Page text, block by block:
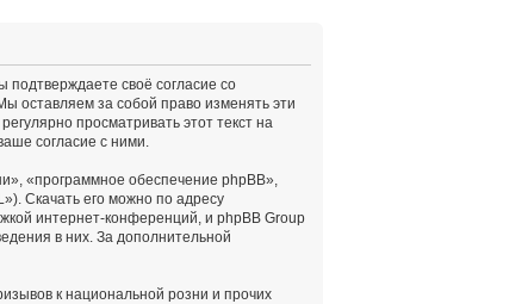
своё согласие со
оставляем за собой право изменять эти
просматривать этот текст на
согласие с ними.
«программное обеспечение phpBB»,
Скачать его можно по адресу
интернет-конференций, и phpBB Group
в них. За дополнительной
к национальной розни и прочих